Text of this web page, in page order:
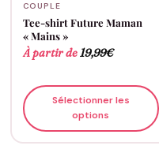
COUPLE
Tee-shirt Future Maman
« Mains »
À partir de19,99€
Sélectionner les
options